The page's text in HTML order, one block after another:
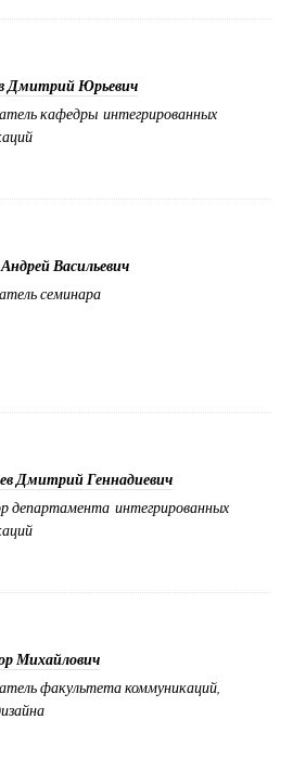
Дмитрий Юрьевич
кафедры интегрированных
Андрей Васильевич
семинара
Дмитрий Геннадиевич
департамента интегрированных
Михайлович
факультета коммуникаций,